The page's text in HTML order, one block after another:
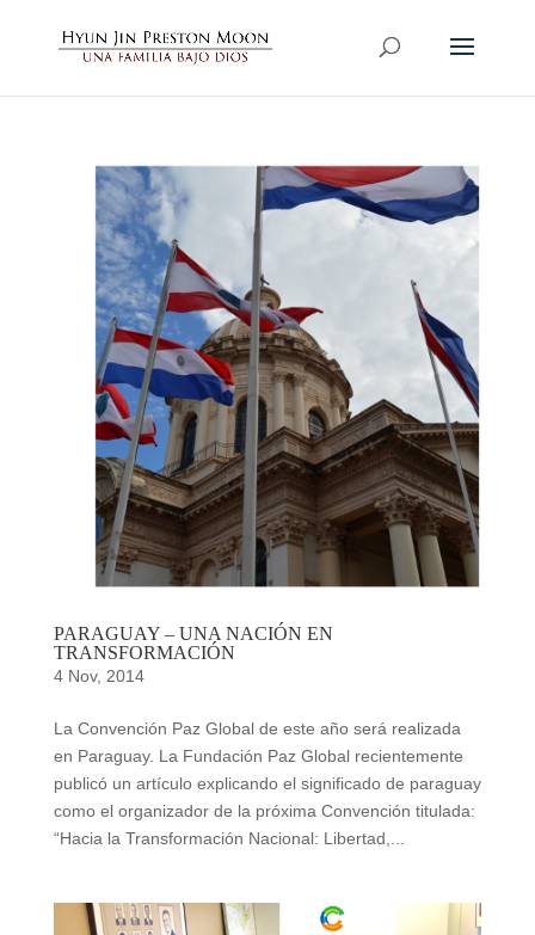
PARAGUAY – UNA NACIÓN EN
TRANSFORMACIÓN
4 Nov, 2014
La Convención Paz Global de este año será realizada
en Paraguay. La Fundación Paz Global recientemente
publicó un artículo explicando el significado de paraguay
como el organizador de la próxima Convención titulada:
“Hacia la Transformación Nacional: Libertad,...